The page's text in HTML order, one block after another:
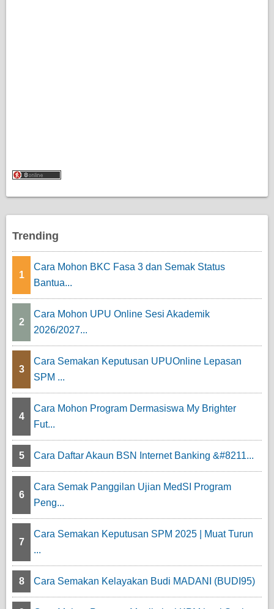
Trending
1
Cara Mohon BKC Fasa 3 dan Semak Status
Bantua...
2
Cara Mohon UPU Online Sesi Akademik
2026/2027...
3
Cara Semakan Keputusan UPUOnline Lepasan
SPM ...
4
Cara Mohon Program Dermasiswa My Brighter
Fut...
5 Cara Daftar Akaun BSN Internet Banking &#8211...
6
Cara Semak Panggilan Ujian MedSI Program
Peng...
7
Cara Semakan Keputusan SPM 2025 | Muat Turun
...
8 Cara Semakan Kelayakan Budi MADANI (BUDI95)